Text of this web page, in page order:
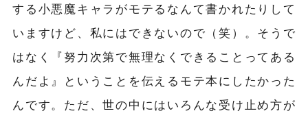
する小悪魔キャラがモテるなんて書かれたりして
いますけど、私にはできないので（笑）。そうで
はなく『努力次第で無理なくできることってある
んだよ』ということを伝えるモテ本にしたかった
んです。ただ、世の中にはいろんな受け止め方が